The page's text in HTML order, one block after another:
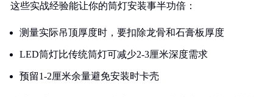
这些实战经验能让你的筒灯安装事半功倍：
测量实际吊顶厚度时，要扣除龙骨和石膏板厚度
LED筒灯比传统筒灯可减少2-3厘米深度需求
预留1-2厘米余量避免安装时卡壳